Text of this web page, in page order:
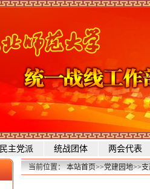
民主党派 统战团体 两会代表
当前位置：本站首页>>党建园地>>